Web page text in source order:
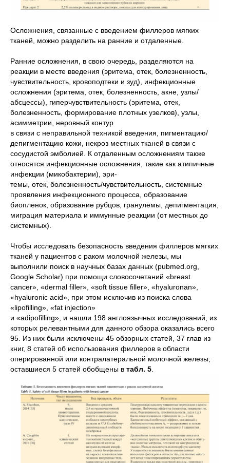
Осложнения, связанные с введением филлеров мягких
тканей, можно разделить на ранние и отдаленные.
Ранние осложнения, в свою очередь, разделяются на
реакции в месте введения (эритема, отек, болезненность,
чувствительность, кровоподтеки и зуд), инфекционные
осложнения (эритема, отек, болезненность, акне, узлы/
абсцессы), гиперчувствительность (эритема, отек,
болезненность, формирование плотных узелков), узлы,
асимметрии, неровный контур
в связи с неправильной техникой введения, пигментацию/
депигментацию кожи, некроз местных тканей в связи с
сосудистой эмболией. К отдаленным осложнениям также
относятся инфекционные осложнения, такие как атипичные
инфекции (микобактерии), эри-
темы, отек, болезненность/чувствительность, системные
проявления инфекционного процесса, образование
биопленок, образование рубцов, гранулемы, депигментация,
миграция материала и иммунные реакции (от местных до
системных).
Чтобы исследовать безопасность введения филлеров мягких
тканей у пациентов с раком молочной железы, мы
выполнили поиск в научных базах данных (pubmed.org,
Google Scholar) при помощи словосочетаний «breast
cancer», «dermal filler», «soft tissue filler», «hyaluronan»,
«hyaluronic acid», при этом исключив из поиска слова
«lipofilling», «fat injection»
и «adipofilling», и нашли 198 англоязычных исследований, из
которых релевантными для данного обзора оказались всего
95. Из них были исключены 45 обзорных статей, 37 глав из
книг, 8 статей об использования филлеров в области
оперированной или контралатеральной молочной железы;
оставшиеся 5 статей обобщены в табл. 5